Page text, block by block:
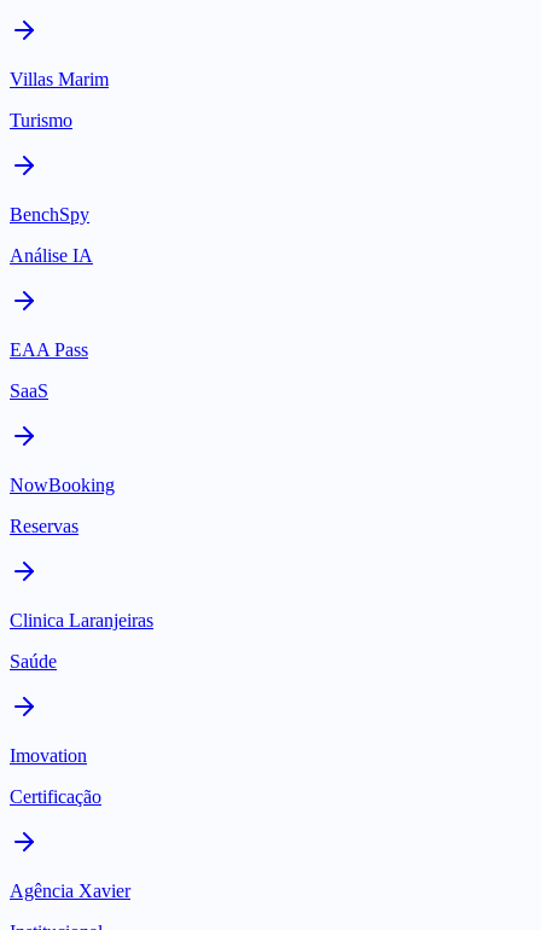
Villas Marim
Turismo
BenchSpy
Análise IA
EAA Pass
SaaS
NowBooking
Reservas
Clinica Laranjeiras
Saúde
Imovation
Certificação
Agência Xavier